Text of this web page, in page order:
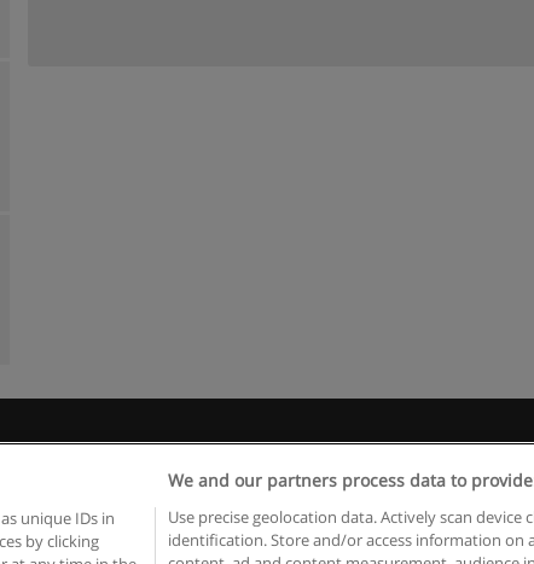
© Educaedu Business S.L. - CIF : B-95610580: - www.educaedu.com.pt
unique IDs in
by clicking
We and our partners process data to
Use precise geolocation data. Actively scan device
identification. Store and/or access information on